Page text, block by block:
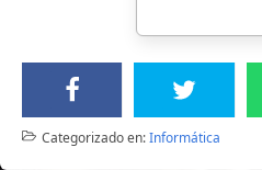
Categorizado en:Informática